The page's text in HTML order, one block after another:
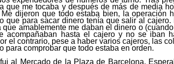
que me tocaba y después de más de media
Me dijeron que todo estaba bien, la operación
que para sacar dinero tenía quesaliral cajero.
amablemente me daban el dinero o
acompañaban
hasta el cajero y no se iban
el contrario, pese a haber varios cajeros, las
para comprobar que todo estaba en orden.
al Mercado de la Plaza de Barcelona.